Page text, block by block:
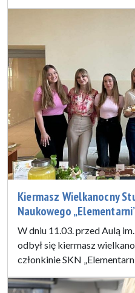
Kiermasz Wielkanocny
Naukowego
W dniu 11.03. przed Aulą
odbył się kiermasz
członkinie SKN